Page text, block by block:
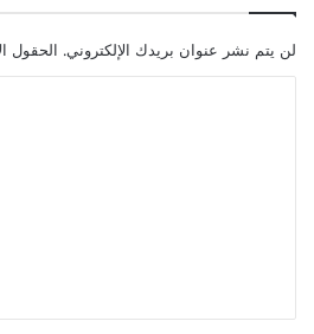
لن يتم نشر عنوان بريدك الإلكتروني. الحقول